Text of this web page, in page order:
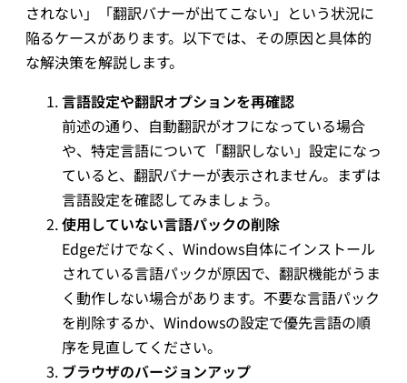
されない」「翻訳バナーが出てこない」という状況に
陥るケースがあります。以下では、その原因と具体的
な解決策を解説します。
言語設定や翻訳オプションを再確認
前述の通り、自動翻訳がオフになっている場合
や、特定言語について「翻訳しない」設定になっ
ていると、翻訳バナーが表示されません。まずは
言語設定を確認してみましょう。
使用していない言語パックの削除
Edgeだけでなく、Windows自体にインストール
されている言語パックが原因で、翻訳機能がうま
く動作しない場合があります。不要な言語パック
を削除するか、Windowsの設定で優先言語の順
序を見直してください。
ブラウザのバージョンアップ